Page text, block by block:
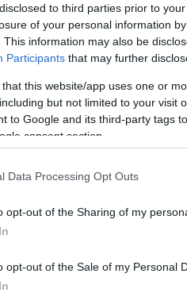
to third parties prior to
of your personal information
This information may also be
Participants that may further
that this website/app uses one or
but not limited to your visit
to Google and its third-party tags
consent section.
Data Processing Opt Outs
opt-out of the Sharing of my
opt-out of the Sale of my Personal
των δύο χωρών έχει
των Συμφωνιών του
ΗΑΕ και το Ισραήλ